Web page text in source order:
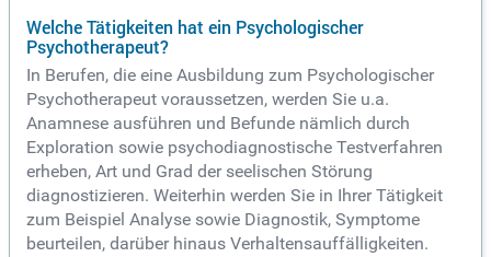
Welche Tätigkeiten hat ein Psychologischer
Psychotherapeut?
In Berufen, die eine Ausbildung zum Psychologischer
Psychotherapeut voraussetzen, werden Sie u.a.
Anamnese ausführen und Befunde nämlich durch
Exploration sowie psychodiagnostische Testverfahren
erheben, Art und Grad der seelischen Störung
diagnostizieren. Weiterhin werden Sie in Ihrer Tätigkeit
zum Beispiel Analyse sowie Diagnostik, Symptome
beurteilen, darüber hinaus Verhaltensauffälligkeiten.